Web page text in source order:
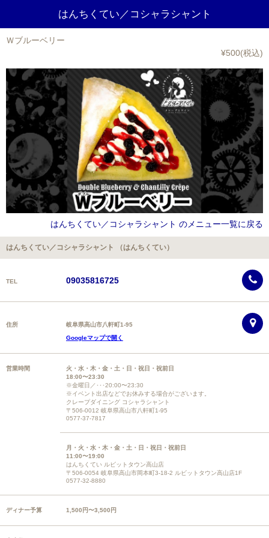
はんちくてい／コシャラシャント
Ｗブルーベリー
¥500(税込)
はんちくてい／コシャラシャント のメニュー一覧に戻る
はんちくてい／コシャラシャント （はんちくてい）
TEL 09035816725
住所
岐阜県高山市八軒町1-95
Googleマップで開く
営業時間
火・水・木・金・土・日・祝日・祝前日
18:00〜23:30
※金曜日／･･･20:00〜23:30
※イベント出店などでお休みする場合がございます。
クレープダイニング コシャラシャント
〒506-0012 岐阜県高山市八軒町1-95
0577-37-7817
月・火・水・木・金・土・日・祝日・祝前日
11:00〜19:00
はんちくてい ルビットタウン高山店
〒506-0054 岐阜県高山市岡本町3-18-2 ルビットタウン高山店1F
0577-32-8880
ディナー予算 1,500円〜3,500円